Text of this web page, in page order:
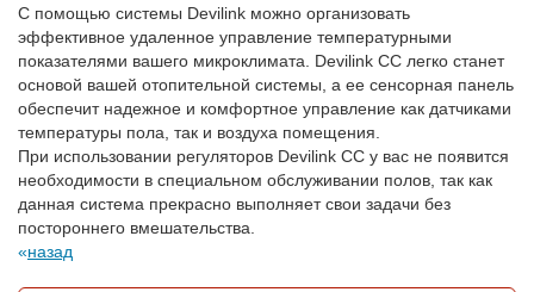
С помощью системы Devilink можно организовать
эффективное удаленное управление температурными
показателями вашего микроклимата. Devilink СС легко станет
основой вашей отопительной системы, а ее сенсорная панель
обеспечит надежное и комфортное управление как датчиками
температуры пола, так и воздуха помещения.
При использовании регуляторов Devilink СС у вас не появится
необходимости в специальном обслуживании полов, так как
данная система прекрасно выполняет свои задачи без
постороннего вмешательства.
назад